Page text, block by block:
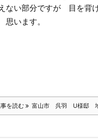
ない部分ですが 目を背
います。
を読む 富山市 呉羽 U様邸 地